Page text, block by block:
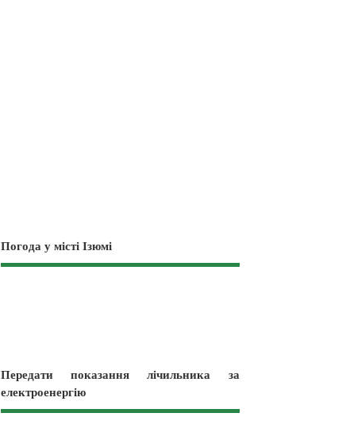
Погода у місті Ізюмі
Передати показання лічильника за
електроенергію